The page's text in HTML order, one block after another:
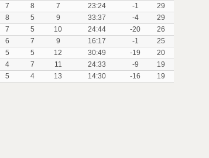
7 8 7 23:24 -1
29
8 5 9 33:37 -4
29
7 5 10 24:44 -20
26
6 7 9 16:17 -1
25
5 5 12 30:49 -19
20
4 7 11 24:33 -9
19
5 4 13 14:30 -16 19